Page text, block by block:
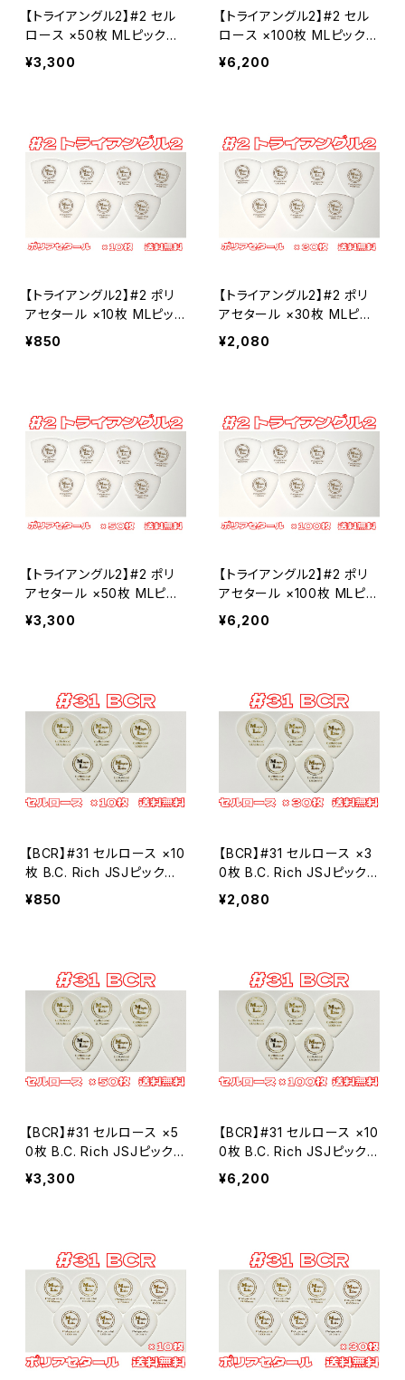
【トライアングル2】#2 セル
ロース ×50枚 MLピック
【送料込み】
¥3,300
【トライアングル2】#2 セル
ロース ×100枚 MLピック
【送料込み】
¥6,200
【トライアングル2】#2 ポリ
アセタール ×10枚 MLピッ
ク【送料込み】
¥850
【トライアングル2】#2 ポリ
アセタール ×30枚 MLピッ
ク【送料込み】
¥2,080
【トライアングル2】#2 ポリ
アセタール ×50枚 MLピッ
ク【送料込み】
¥3,300
【トライアングル2】#2 ポリ
アセタール ×100枚 MLピッ
ク【送料込み】
¥6,200
【BCR】#31 セルロース ×10
枚 B.C. Rich JSJピックタ
イプ MLピック【送料込み】
¥850
【BCR】#31 セルロース ×3
0枚 B.C. Rich JSJピックタ
イプ MLピック【送料込み】
¥2,080
【BCR】#31 セルロース ×5
0枚 B.C. Rich JSJピックタ
イプ MLピック【送料込み】
¥3,300
【BCR】#31 セルロース ×10
0枚 B.C. Rich JSJピックタ
イプ MLピック【送料込み】
¥6,200